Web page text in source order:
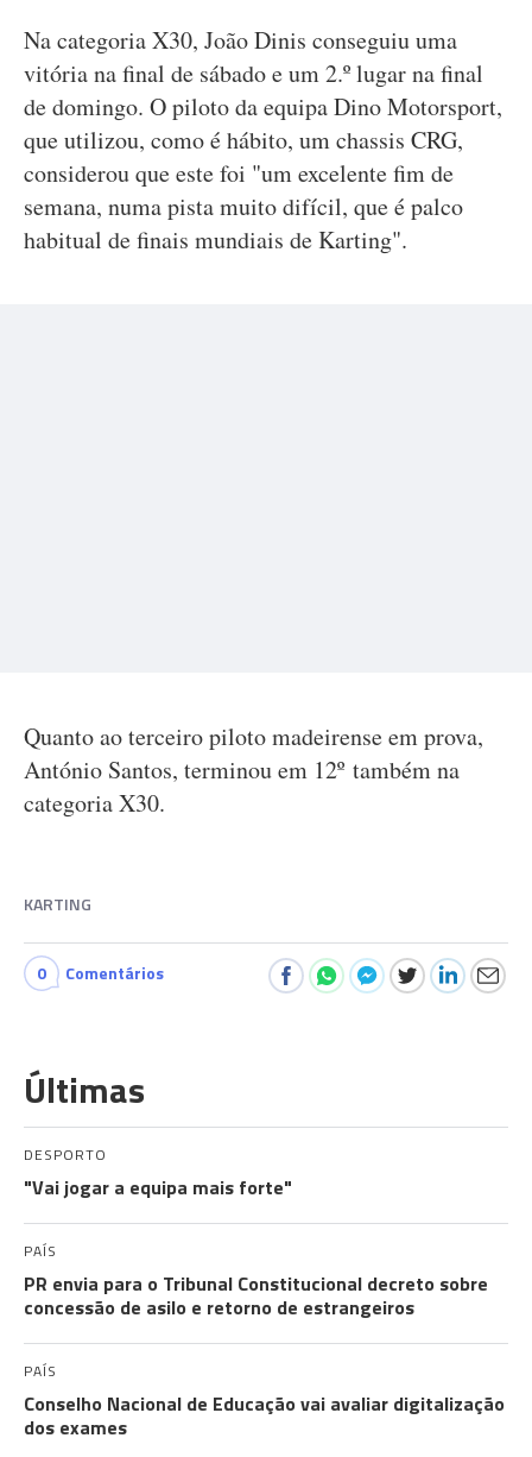
Na categoria X30, João Dinis conseguiu uma
vitória na final de sábado e um 2.º lugar na final
de domingo. O piloto da equipa Dino Motorsport,
que utilizou, como é hábito, um chassis CRG,
considerou que este foi "um excelente fim de
semana, numa pista muito difícil, que é palco
habitual de finais mundiais de Karting".
Quanto ao terceiro piloto madeirense em prova,
António Santos, terminou em 12º também na
categoria X30.
KARTING
0 Comentários
Últimas
DESPORTO
"Vai jogar a equipa mais forte"
PAÍS
PR envia para o Tribunal Constitucional decreto sobre
concessão de asilo e retorno de estrangeiros
PAÍS
Conselho Nacional de Educação vai avaliar digitalização
dos exames